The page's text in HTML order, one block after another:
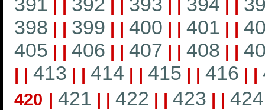
| | | | | | | |
398 | | 399 | | 400 | | 401 | |
405 | | 406 | | 407 | | 408 | |
| | 413 | | 414 | | 415 | | 416 | |
420 | 421 | | 422 | | 423 | | 424